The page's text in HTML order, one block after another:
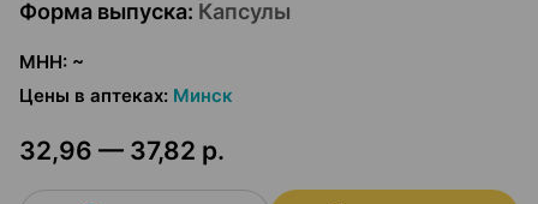
Форма выпуска: Капсулы
МНН: ~
Цены в аптеках: Минск
32,96 — 37,82 р.